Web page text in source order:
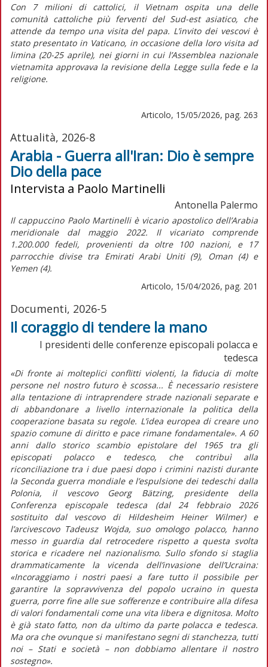
Con 7 milioni di cattolici, il Vietnam ospita una delle
comunità cattoliche più ferventi del Sud-est asiatico, che
attende da tempo una visita del papa. L’invito dei vescovi è
stato presentato in Vaticano, in occasione della loro visita ad
limina (20-25 aprile), nei giorni in cui l’Assemblea nazionale
vietnamita approvava la revisione della Legge sulla fede e la
religione.
Articolo, 15/05/2026, pag. 263
Attualità, 2026-8
Arabia - Guerra all'Iran: Dio è sempre
Dio della pace
Intervista a Paolo Martinelli
Antonella Palermo
Il cappuccino Paolo Martinelli è vicario apostolico dell’Arabia
meridionale dal maggio 2022. Il vicariato comprende
1.200.000 fedeli, provenienti da oltre 100 nazioni, e 17
parrocchie divise tra Emirati Arabi Uniti (9), Oman (4) e
Yemen (4).
Articolo, 15/04/2026, pag. 201
Documenti, 2026-5
Il coraggio di tendere la mano
I presidenti delle conferenze episcopali polacca e
tedesca
«Di fronte ai molteplici conflitti violenti, la fiducia di molte
persone nel nostro futuro è scossa... È necessario resistere
alla tentazione di intraprendere strade nazionali separate e
di abbandonare a livello internazionale la politica della
cooperazione basata su regole. L’idea europea di creare uno
spazio comune di diritto e pace rimane fondamentale». A 60
anni dallo storico scambio epistolare del 1965 tra gli
episcopati polacco e tedesco, che contribuì alla
riconciliazione tra i due paesi dopo i crimini nazisti durante
la Seconda guerra mondiale e l’espulsione dei tedeschi dalla
Polonia, il vescovo Georg Bätzing, presidente della
Conferenza episcopale tedesca (dal 24 febbraio 2026
sostituito dal vescovo di Hildesheim Heiner Wilmer) e
l’arcivescovo Tadeusz Wojda, suo omologo polacco, hanno
messo in guardia dal retrocedere rispetto a questa svolta
storica e ricadere nel nazionalismo. Sullo sfondo si staglia
drammaticamente la vicenda dell’invasione dell’Ucraina:
«Incoraggiamo i nostri paesi a fare tutto il possibile per
garantire la sopravvivenza del popolo ucraino in questa
guerra, porre fine alle sue sofferenze e contribuire alla difesa
di valori fondamentali come una vita libera e dignitosa. Molto
è già stato fatto, non da ultimo da parte polacca e tedesca.
Ma ora che ovunque si manifestano segni di stanchezza, tutti
noi – Stati e società – non dobbiamo allentare il nostro
sostegno».